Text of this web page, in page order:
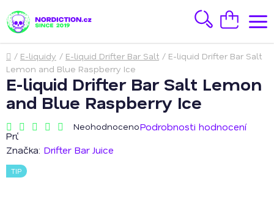
na
obsah
HledatNákupní
košík
Domů
/ E-liquidy / E-liquid Drifter Bar Salt / E-liquid Drifter Bar Salt
Lemon and Blue Raspberry Ice
E-liquid Drifter Bar Salt Lemon
and Blue Raspberry Ice
Průměrné
hodnocení
produktu
je
0,0
NeohodnocenoPodrobnosti hodnocení
Značka: Drifter Bar Juice
TIP